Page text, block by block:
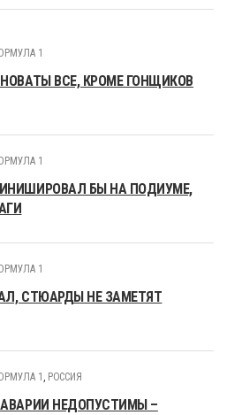
1
ВСЕ, КРОМЕ ГОНЩИКОВ
1
БЫ НА ПОДИУМЕ,
1
СТЮАРДЫ НЕ ЗАМЕТЯТ
1 , РОССИЯ
НЕДОПУСТИМЫ –